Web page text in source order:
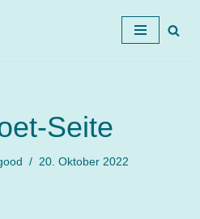
Seite
20. Oktober 2022